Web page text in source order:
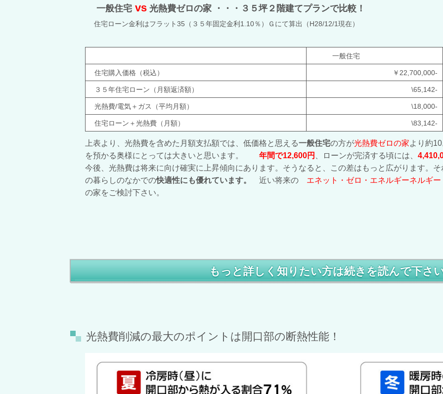
一般住宅 vs 光熱費ゼロの家 ・・・３５坪２階建てプランで比較！
住宅ローン金利はフラット35（３５年固定金利1.10％）Ｇにて算出（H28/12/1現在）
一般住宅
住宅購入価格（税込） ￥22,700,000-
３５年住宅ローン（月額返済額） \65,142-
光熱費/電気＋ガス（平均月額） \18,000-
住宅ローン＋光熱費（月額） \83,142-
上表より、光熱費を含めた月額支払額では、低価格と思える一般住宅の方が光熱費ゼロの家より約
を預かる奥様にとっては大きいと思います。 年間で12,600円 、ローンが完済する頃には、
今後、光熱費は将来に向け確実に上昇傾向にあります。そうなると、この差はもっと広がります。
の暮らしのなかでの快適性にも優れています。 近い将来の エネット・ゼロ・エネルギーネルギ
の家をご検討下さい。
もっと詳しく知りたい方は続きを読んで下さ
光熱費削減の最大のポイントは開口部の断熱性能！